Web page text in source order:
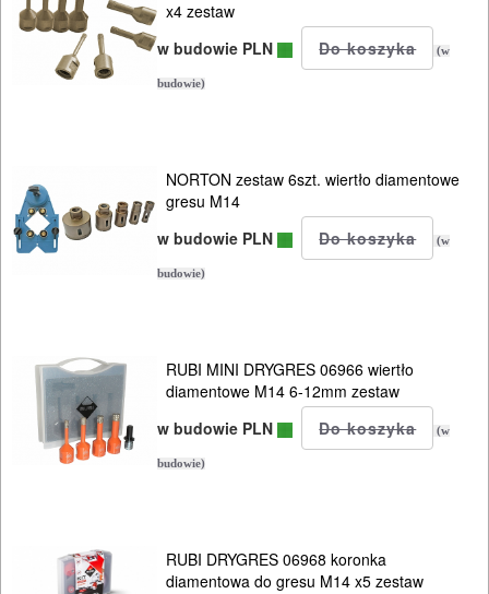
x4 zestaw
w budowie PLN
(w
budowie)
NORTON zestaw 6szt. wiertło diamentowe
gresu M14
w budowie PLN
(w
budowie)
RUBI MINI DRYGRES 06966 wiertło
diamentowe M14 6-12mm zestaw
w budowie PLN
(w
budowie)
RUBI DRYGRES 06968 koronka
diamentowa do gresu M14 x5 zestaw